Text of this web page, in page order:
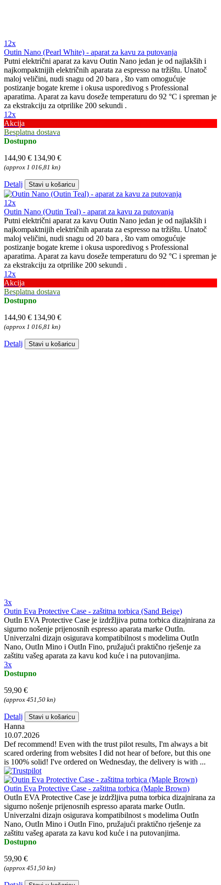
12x
Outin Nano (Pearl White) - aparat za kavu za putovanja
Putni električni aparat za kavu Outin Nano jedan je od najlakših i
najkompaktnijih električnih aparata za espresso na tržištu. Unatoč
maloj veličini, nudi snagu od 20 bara , što vam omogućuje
postizanje bogate kreme i okusa usporedivog s Professional
aparatima. Aparat za kavu doseže temperaturu do 92 °C i spreman je
za ekstrakciju za otprilike 200 sekundi .
12x
Akcija
Besplatna dostava
Dostupno
144,90 € 134,90 €
(approx 1 016,81 kn)
Detalj Stavi u košaricu
12x
Outin Nano (Outin Teal) - aparat za kavu za putovanja
Putni električni aparat za kavu Outin Nano jedan je od najlakših i
najkompaktnijih električnih aparata za espresso na tržištu. Unatoč
maloj veličini, nudi snagu od 20 bara , što vam omogućuje
postizanje bogate kreme i okusa usporedivog s Professional
aparatima. Aparat za kavu doseže temperaturu do 92 °C i spreman je
za ekstrakciju za otprilike 200 sekundi .
12x
Akcija
Besplatna dostava
Dostupno
144,90 € 134,90 €
(approx 1 016,81 kn)
Detalj Stavi u košaricu
3x
Outin Eva Protective Case - zaštitna torbica (Sand Beige)
OutIn EVA Protective Case je izdržljiva putna torbica dizajnirana za
sigurno nošenje prijenosnih espresso aparata marke OutIn.
Univerzalni dizajn osigurava kompatibilnost s modelima OutIn
Nano, OutIn Mino i OutIn Fino, pružajući praktično rješenje za
zaštitu vašeg aparata za kavu kod kuće i na putovanjima.
3x
Dostupno
59,90 €
(approx 451,50 kn)
Detalj Stavi u košaricu
Hanna
10.07.2026
Def recommend! Even with the trust pilot results, I'm always a bit
scared ordering from websites I did not hear of before, but this one
is 100% solid! I've ordered on Wednesday, the delivery is with ...
Outin Eva Protective Case - zaštitna torbica (Maple Brown)
OutIn EVA Protective Case je izdržljiva putna torbica dizajnirana za
sigurno nošenje prijenosnih espresso aparata marke OutIn.
Univerzalni dizajn osigurava kompatibilnost s modelima OutIn
Nano, OutIn Mino i OutIn Fino, pružajući praktično rješenje za
zaštitu vašeg aparata za kavu kod kuće i na putovanjima.
Dostupno
59,90 €
(approx 451,50 kn)